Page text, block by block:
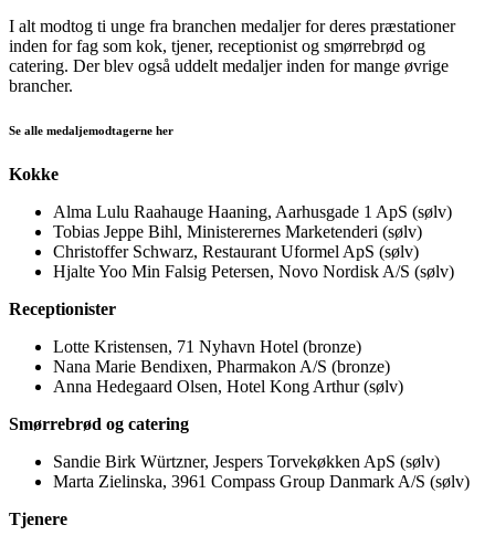
I alt modtog ti unge fra branchen medaljer for deres præstationer
inden for fag som kok, tjener, receptionist og smørrebrød og
catering. Der blev også uddelt medaljer inden for mange øvrige
brancher.
Se alle medaljemodtagerne her
Kokke
Alma Lulu Raahauge Haaning, Aarhusgade 1 ApS (sølv)
Tobias Jeppe Bihl, Ministerernes Marketenderi (sølv)
Christoffer Schwarz, Restaurant Uformel ApS (sølv)
Hjalte Yoo Min Falsig Petersen, Novo Nordisk A/S (sølv)
Receptionister
Lotte Kristensen, 71 Nyhavn Hotel (bronze)
Nana Marie Bendixen, Pharmakon A/S (bronze)
Anna Hedegaard Olsen, Hotel Kong Arthur (sølv)
Smørrebrød og catering
Sandie Birk Würtzner, Jespers Torvekøkken ApS (sølv)
Marta Zielinska, 3961 Compass Group Danmark A/S (sølv)
Tjenere